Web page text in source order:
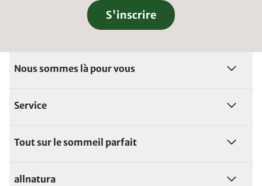
S'inscrire
Nous sommes là pour vous
Service
Tout sur le sommeil parfait
allnatura